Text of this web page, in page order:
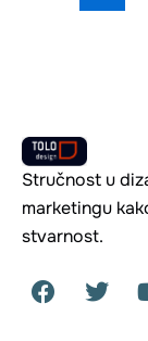
Stručnost u
marketingu
stvarnost.
F
a
T
w